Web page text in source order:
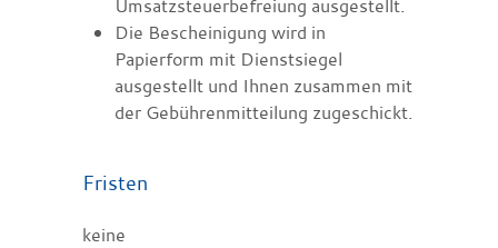
Umsatzsteuerbefreiung ausgestellt.
Die Bescheinigung wird in
Papierform mit Dienstsiegel
ausgestellt und Ihnen zusammen mit
der Gebührenmitteilung zugeschickt.
Fristen
keine